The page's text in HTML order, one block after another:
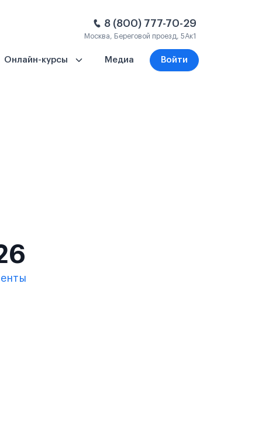
8 (800) 777-70-29
Москва, Береговой проезд, 5Ак1
Онлайн-курсы Медиа Войти